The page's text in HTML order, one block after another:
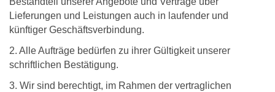
Lieferungen und Leistungen auch in laufender und
künftiger Geschäftsverbindung.
2. Alle Aufträge bedürfen zu ihrer Gültigkeit unserer
schriftlichen Bestätigung.
3. Wir sind berechtigt, im Rahmen der vertraglichen